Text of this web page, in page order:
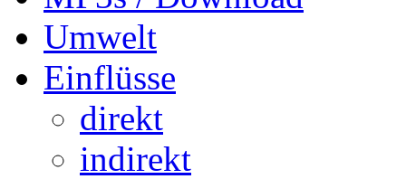
Umwelt
Einflüsse
direkt
indirekt